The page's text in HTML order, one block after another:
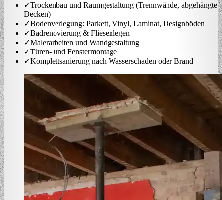
✓Trockenbau und Raumgestaltung (Trennwände, abgehängte
Decken)
✓Bodenverlegung: Parkett, Vinyl, Laminat, Designböden
✓Badrenovierung & Fliesenlegen
✓Malerarbeiten und Wandgestaltung
✓Türen- und Fenstermontage
✓Komplettsanierung nach Wasserschaden oder Brand